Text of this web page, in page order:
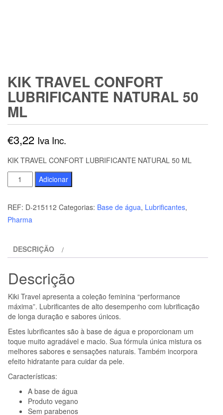
KIK TRAVEL CONFORT
LUBRIFICANTE NATURAL 50
ML
€3,22 Iva Inc.
KIK TRAVEL CONFORT LUBRIFICANTE NATURAL 50 ML
Quantidade
de
KIK
TRAVEL
NATURAL
ML
Adicionar
REF: D-215112 Categorias: Base de água, Lubrificantes,
Pharma
DESCRIÇÃO
Descrição
Kiki Travel apresenta a coleção feminina “performance
máxima”. Lubrificantes de alto desempenho com lubrificação
de longa duração e sabores únicos.
Estes lubrificantes são à base de água e proporcionam um
toque muito agradável e macio. Sua fórmula única mistura os
melhores sabores e sensações naturais. Também incorpora
efeito hidratante para cuidar da pele.
Características:
A base de água
Produto vegano
Sem parabenos